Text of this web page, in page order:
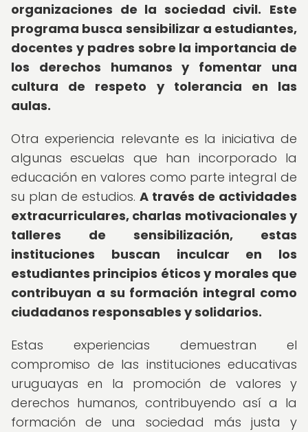
organizaciones de la sociedad civil. Este
programa busca sensibilizar a estudiantes,
docentes y padres sobre la importancia de
los derechos humanos y fomentar una
cultura de respeto y tolerancia en las
aulas.
Otra experiencia relevante es la iniciativa de
algunas escuelas que han incorporado la
educación en valores como parte integral de
su plan de estudios. A través de actividades
extracurriculares, charlas motivacionales y
talleres de sensibilización, estas
instituciones buscan inculcar en los
estudiantes principios éticos y morales que
contribuyan a su formación integral como
ciudadanos responsables y solidarios.
Estas experiencias demuestran el
compromiso de las instituciones educativas
uruguayas en la promoción de valores y
derechos humanos, contribuyendo así a la
formación de una sociedad más justa y